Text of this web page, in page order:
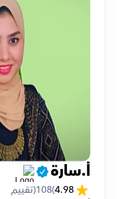
أ.سارة
4.98
(
108(تقييم